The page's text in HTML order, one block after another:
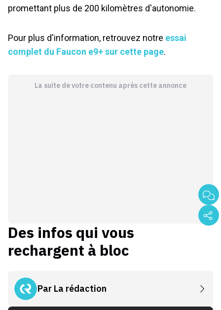
promettant plus de 200 kilomètres d'autonomie.
Pour plus d'information, retrouvez notre essai
complet du Faucon e9+ sur cette page.
La suite de votre contenu après cette annonce
Des infos qui vous
rechargent à bloc
Par La rédaction